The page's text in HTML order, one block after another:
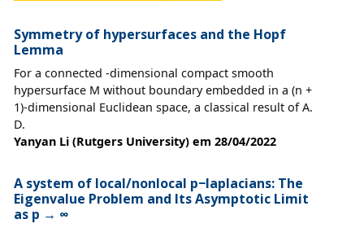
Symmetry of hypersurfaces and the Hopf
Lemma
For a connected -dimensional compact smooth
hypersurface M without boundary embedded in a (n +
1)-dimensional Euclidean space, a classical result of A.
D.
Yanyan Li (Rutgers University) em 28/04/2022
A system of local/nonlocal p−laplacians: The
Eigenvalue Problem and Its Asymptotic Limit
as p → ∞